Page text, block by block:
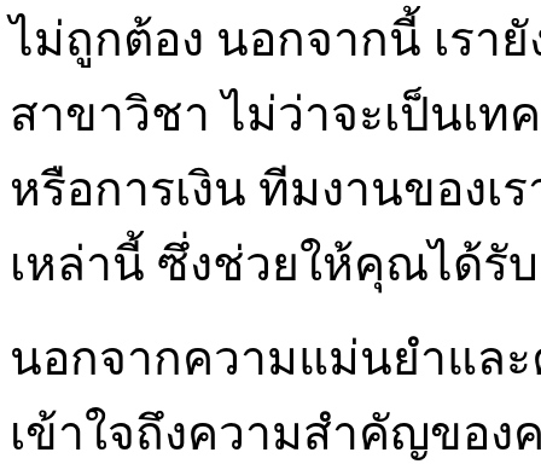
ไม่ถูกต้อง นอกจากนี้ เรา
สาขาวิชา ไม่ว่าจะเป็นเ
หรือการเงิน ทีมงานของ
เหล่านี้ ซึ่งช่วยให้คุณได้รั
นอกจากความแม่นยำแล
เข้าใจถึงความสำคัญของ